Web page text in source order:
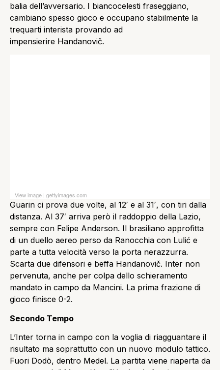
balia dell’avversario. I biancocelesti fraseggiano,
cambiano spesso gioco e occupano stabilmente la
trequarti interista provando ad
impensierire Handanovič.
View image | gettyimages.com
Guarin ci prova due volte, al 12′ e al 31′, con tiri dalla
distanza. Al 37′ arriva però il raddoppio della Lazio,
sempre con Felipe Anderson. Il brasiliano approfitta
di un duello aereo perso da Ranocchia con Lulić e
parte a tutta velocità verso la porta nerazzurra.
Scarta due difensori e beffa Handanovič. Inter non
pervenuta, anche per colpa dello schieramento
mandato in campo da Mancini. La prima frazione di
gioco finisce 0-2.
Secondo Tempo
L’Inter torna in campo con la voglia di riagguantare il
risultato ma soprattutto con un nuovo modulo tattico.
Fuori Dodò, dentro Medel. La partita viene riaperta da